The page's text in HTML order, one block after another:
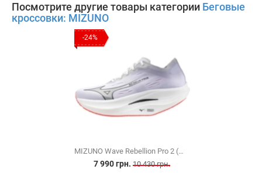
Посмотрите другие товары категории Беговые
кроссовки: MIZUNO
-24%
MIZUNO Wave Rebellion Pro 2 (U1GD241701)
7 990 грн. 10 430 грн.